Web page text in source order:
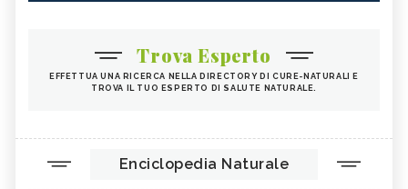
Trova Esperto
EFFETTUA UNA RICERCA NELLA DIRECTORY DI CURE-NATURALI E
TROVA IL TUO ESPERTO DI SALUTE NATURALE.
Enciclopedia Naturale